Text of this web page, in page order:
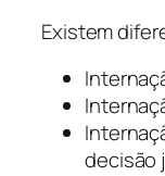
Existem
decisão